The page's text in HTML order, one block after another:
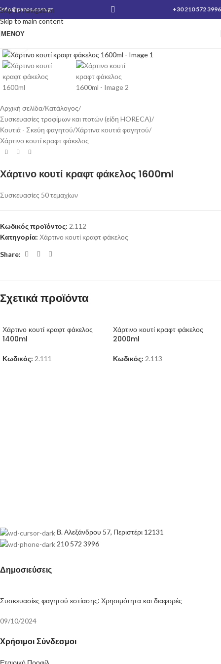
Skip to navigation
Skip to main content
info@panas.com.gr +30 210 572 3996
ΜΕΝΟΎ
Αρχική σελίδα/Κατάλογος/
Συσκευασίες τροφίμων και ποτών (είδη HORECA)/
Κουτιά - Σκεύη φαγητού/Χάρτινα κουτιά φαγητού/
Χάρτινο κουτί κραφτ φάκελος
Χάρτινο κουτί κραφτ φάκελος 1600ml
Συσκευασίες 50 τεμαχίων
Κωδικός προϊόντος: 2.112
Κατηγορία: Χάρτινο κουτί κραφτ φάκελος
Share:
Σχετικά προϊόντα
Χάρτινο κουτί κραφτ φάκελος
1400ml
Κωδικός: 2.111
Χάρτινο κουτί κραφτ φάκελος
2000ml
Κωδικός: 2.113
Β. Αλεξάνδρου 57, Περιστέρι 12131
210 572 3996
Δημοσιεύσεις
Συσκευασίες φαγητού εστίασης: Χρησιμότητα και διαφορές
09/10/2024
Χρήσιμοι Σύνδεσμοι